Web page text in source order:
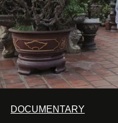
DOCUMENTARY